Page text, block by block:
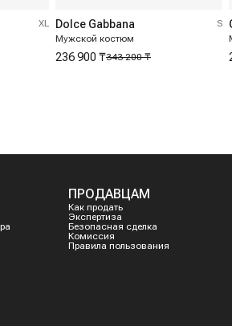
XL Dolce Gabbana
Мужской костюм
S
343 200 ₸
236 900 ₸
ПРОДАВЦАМ
Как продать
Экспертиза
Безопасная сделка
Комиссия
Правила пользования